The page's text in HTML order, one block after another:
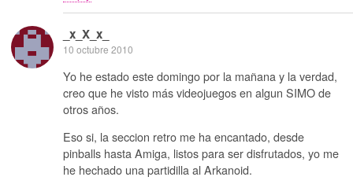
_x_X_x_
10 octubre 2010
Yo he estado este domingo por la mañana y la verdad,
creo que he visto más videojuegos en algun SIMO de
otros años.
Eso si, la seccion retro me ha encantado, desde
pinballs hasta Amiga, listos para ser disfrutados, yo me
he hechado una partidilla al Arkanoid.